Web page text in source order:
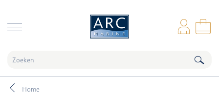
Home